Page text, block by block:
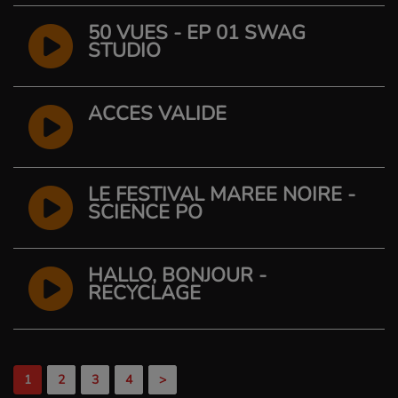
50 VUES - EP 01 SWAG
STUDIO
ACCÈS VALIDÉ
LE FESTIVAL MARÉE NOIRE -
SCIENCE PO
HALLO, BONJOUR -
RECYCLAGE
1 2 3 4 >